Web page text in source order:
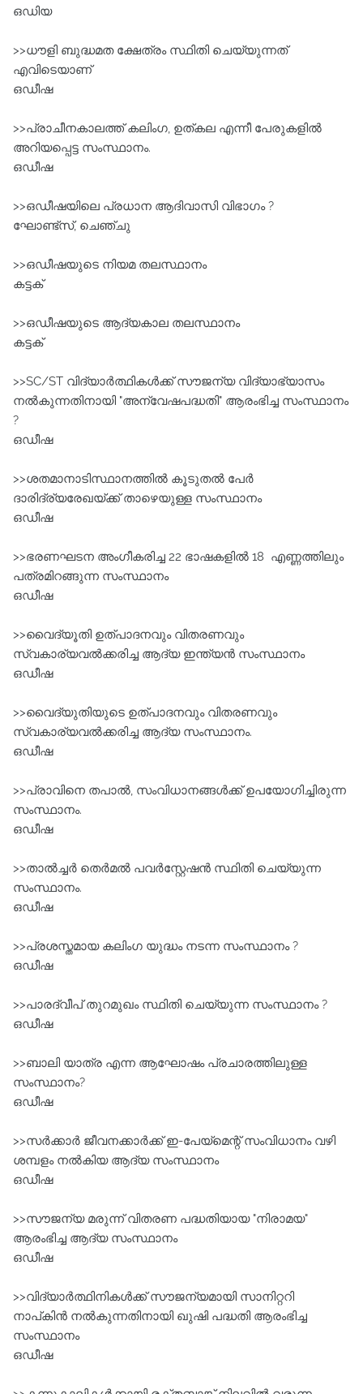
ഒഡിയ
>>ധൗളി ബുദ്ധമത ക്ഷേത്രം സ്ഥിതി ചെയ്യുന്നത്‌
എവിടെയാണ്
ഒഡീഷ
>>പ്രാചീനകാലത്ത്‌ കലിംഗ, ഉത്കല എന്നീ പേരുകളിൽ
അറിയപ്പെട്ട സംസ്ഥാനം.
ഒഡീഷ
>>ഒഡീഷയിലെ പ്രധാന ആദിവാസി വിഭാഗം ?
ഘോണ്ട്‌സ്‌, ചെഞ്ചു
>>ഒഡീഷയുടെ നിയമ തലസ്ഥാനം
കട്ടക്‌
>>ഒഡീഷയുടെ ആദ്യകാല തലസ്ഥാനം
കട്ടക്‌
>>SC/ST വിദ്യാർത്ഥികൾക്ക്‌ സൗജന്യ വിദ്യാഭ്യാസം
നൽകുന്നതിനായി "അന്വേഷപദ്ധതി" ആരംഭിച്ച സംസ്ഥാനം
?
ഒഡീഷ
>>ശതമാനാടിസ്ഥാനത്തിൽ കൂടുതൽ പേർ
ദാരിദ്ര്യരേഖയ്ക്ക്‌ താഴെയുള്ള സംസ്ഥാനം
ഒഡീഷ
>>ഭരണഘടന അംഗീകരിച്ച 22 ഭാഷകളിൽ 18 എണ്ണത്തിലും
പത്രമിറങ്ങുന്ന സംസ്ഥാനം
ഒഡീഷ
>>വൈദ്യൂതി ഉത്പാദനവും വിതരണവും
സ്വകാര്യവൽക്കരിച്ച ആദ്യ ഇന്ത്യൻ സംസ്ഥാനം
ഒഡീഷ
>>വൈദ്യുതിയുടെ ഉത്പാദനവും വിതരണവും
സ്വകാര്യവൽക്കരിച്ച ആദ്യ സംസ്ഥാനം.
ഒഡീഷ
>>പ്രാവിനെ തപാൽ, സംവിധാനങ്ങൾക്ക്‌ ഉപയോഗിച്ചിരുന്ന
സംസ്ഥാനം.
ഒഡീഷ
>>താൽച്ചർ തെർമൽ പവർസ്റ്റേഷൻ സ്ഥിതി ചെയ്യുന്ന
സംസ്ഥാനം.
ഒഡീഷ
>>പ്രശസ്തമായ കലിംഗ യുദ്ധം നടന്ന സംസ്ഥാനം ?
ഒഡീഷ
>>പാരദ്വീപ്‌ തുറമുഖം സ്ഥിതി ചെയ്യുന്ന സംസ്ഥാനം ?
ഒഡീഷ
>>ബാലി യാത്ര എന്ന ആഘോഷം പ്രചാരത്തിലുള്ള
സംസ്ഥാനം?
ഒഡീഷ
>>സർക്കാർ ജീവനക്കാർക്ക്‌ ഇ-പേയ്‌മെന്റ്‌ സംവിധാനം വഴി
ശമ്പളം നൽകിയ ആദ്യ സംസ്ഥാനം
ഒഡീഷ
>>സൗജന്യ മരുന്ന്‌ വിതരണ പദ്ധതിയായ "നിരാമയ"
ആരംഭിച്ച ആദ്യ സംസ്ഥാനം
ഒഡീഷ
>>വിദ്യാർത്ഥിനികൾക്ക്‌ സൗജന്യമായി സാനിറ്ററി
നാപ്കിൻ നൽകുന്നതിനായി ഖുഷി പദ്ധതി ആരംഭിച്ച
സംസ്ഥാനം
ഒഡീഷ